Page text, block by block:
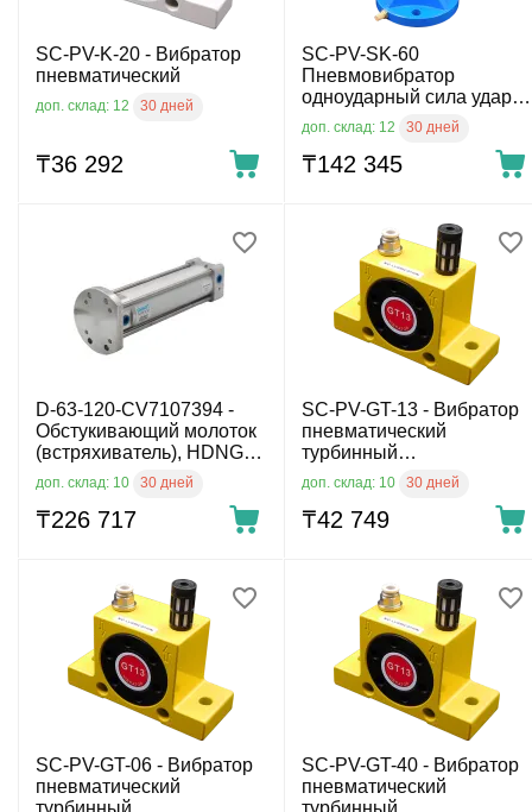
SС-PV-K-20 - Вибратор
пневматический
доп. склад: 12 30 дней
₸36 292
SC-PV-SK-60
Пневмовибратор
одноударный сила удара
доп. склад: 12 30 дней
₸142 345
D-63-120-CV7107394 -
Обстукивающий молоток
(встряхиватель), HDNG
63x120 мм
доп. склад: 10 30 дней
₸226 717
SC-PV-GT-13 - Вибратор
пневматический
турбинный
пневмовибратор
доп. склад: 10 30 дней
₸42 749
SC-PV-GT-06 - Вибратор
пневматический
турбинный
SC-PV-GT-40 - Вибратор
пневматический
турбинный